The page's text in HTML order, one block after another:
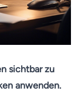
sichtbar zu
anwenden.